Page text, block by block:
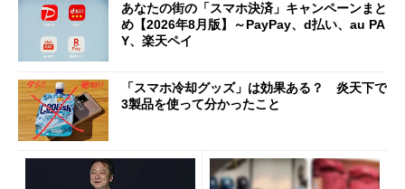
あなたの街の「スマホ決済」キャンペーンまと
め【2026年8月版】～PayPay、d払い、au PA
Y、楽天ペイ
「スマホ冷却グッズ」は効果ある？ 炎天下で
3製品を使って分かったこと